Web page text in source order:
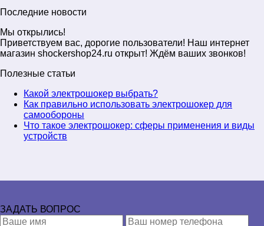
Последние новости
Мы открылись!
Приветствуем вас, дорогие пользователи! Наш интернет
магазин shockershop24.ru открыт! Ждём ваших звонков!
Полезные статьи
Какой электрошокер выбрать?
Как правильно использовать электрошокер для
самообороны
Что такое электрошокер: сферы применения и виды
устройств
ЗАДАТЬ ВОПРОС